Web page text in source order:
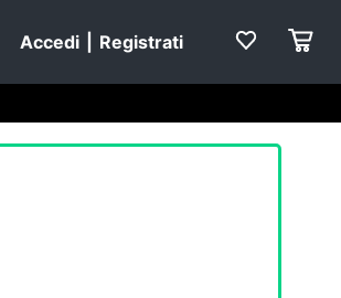
Accedi Registrati